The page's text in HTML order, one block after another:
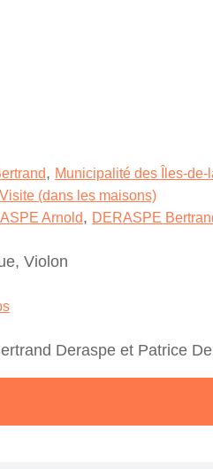
, Municipalité des Îles-
(dans les maisons)
Arnold, DERASPE
Violon
Deraspe et Patrice